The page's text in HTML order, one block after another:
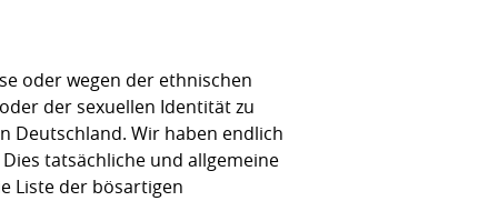
oder wegen der ethnischen
der sexuellen Identität zu
Deutschland. Wir haben endlich
tatsächliche und allgemeine
Liste der bösartigen